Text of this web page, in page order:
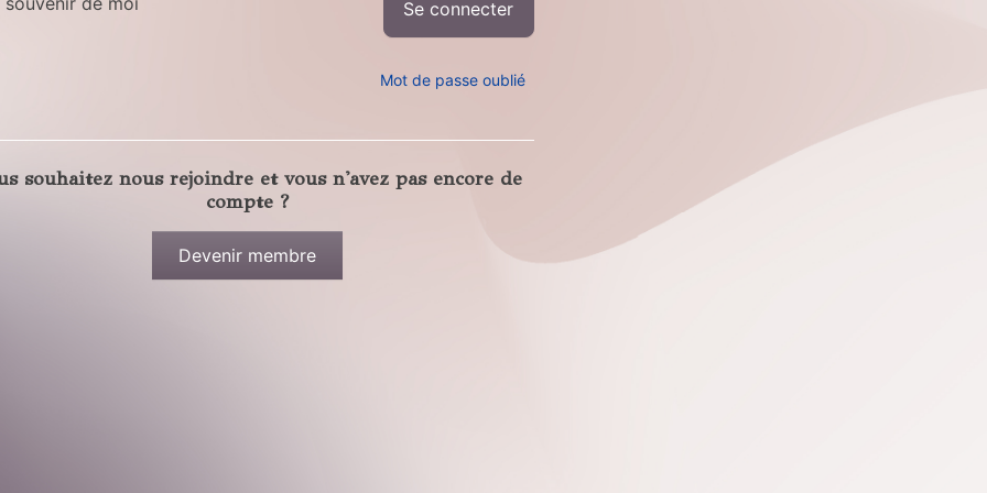
Mot de passe oublié
souhaitez nous rejoindre et vous n'avez pas encore de
compte ?
Devenir membre